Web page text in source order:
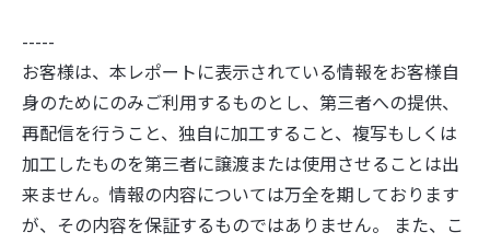
-----
お客様は、本レポートに表示されている情報をお客様自
身のためにのみご利用するものとし、第三者への提供、
再配信を行うこと、独自に加工すること、複写もしくは
加工したものを第三者に譲渡または使用させることは出
来ません。情報の内容については万全を期しております
が、その内容を保証するものではありません。 また、こ